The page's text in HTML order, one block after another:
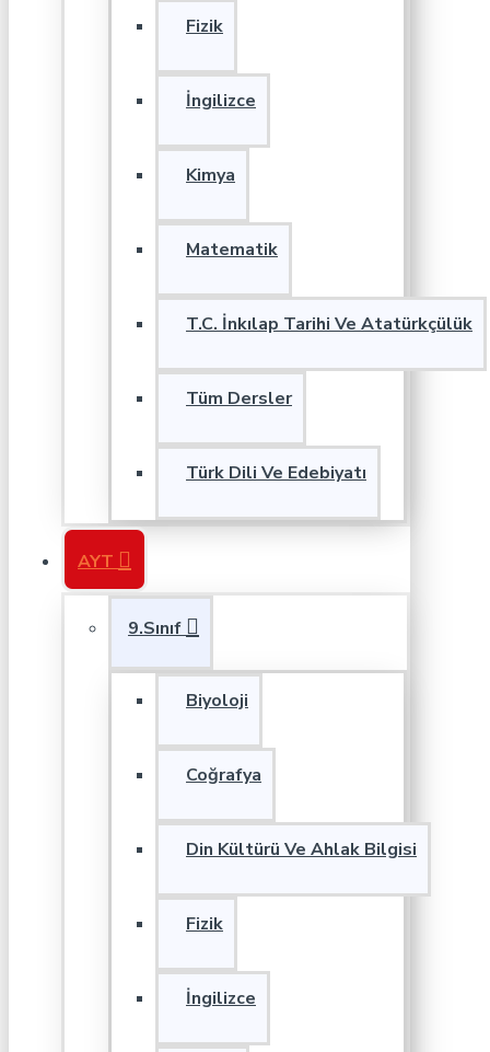
Fizik
İngilizce
Kimya
Matematik
T.C. İnkılap Tarihi Ve Atatürkçülük
Tüm Dersler
Türk Dili Ve Edebiyatı
AYT
9.Sınıf
Biyoloji
Coğrafya
Din Kültürü Ve Ahlak Bilgisi
Fizik
İngilizce